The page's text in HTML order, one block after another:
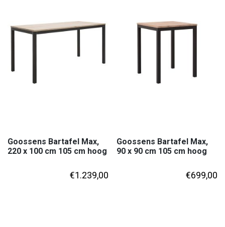
Goossens Bartafel Max,
220 x 100 cm 105 cm hoog
€1.239,00
Goossens Bartafel Max,
90 x 90 cm 105 cm hoog
€699,00